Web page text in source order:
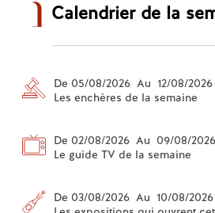
Calendrier de la
De 05/08/2026 Au 12/08/2026
Les enchères de la semaine
De 02/08/2026 Au 09/08/2026
Le guide TV de la semaine
De 03/08/2026 Au 10/08/2026